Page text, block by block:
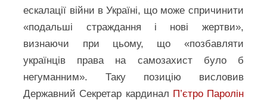
ескалації війни в Україні, що може спричинити
«подальші страждання і нові жертви»,
визнаючи при цьому, що «позбавляти
українців права на самозахист було б
негуманним». Таку позицію висловив
Державний Секретар кардинал П’єтро Паролін